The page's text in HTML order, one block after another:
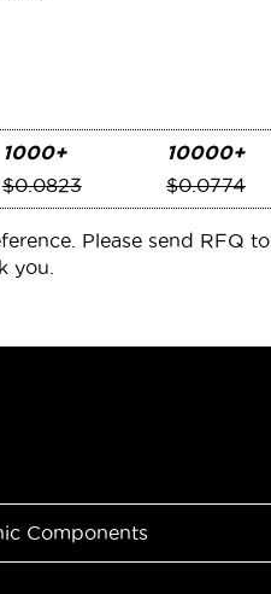
1000+
$0.0823
10000+
$0.0774
Please send RFQ to
you.
Components